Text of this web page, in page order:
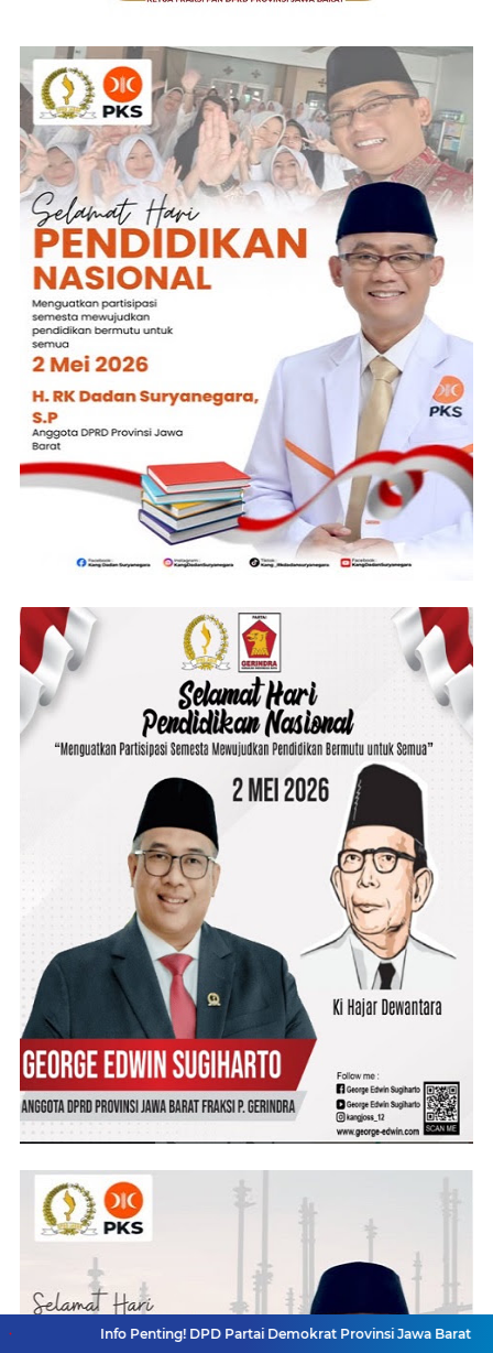
Info Penting! DPD Partai Demokrat Provinsi Jawa Barat Membuka